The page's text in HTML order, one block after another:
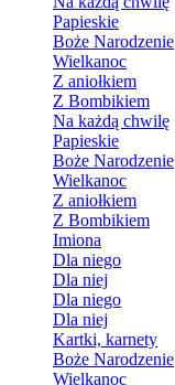
Papieskie
Boże Narodzenie
Wielkanoc
Z aniołkiem
Z Bombikiem
Na każdą chwilę
Papieskie
Boże Narodzenie
Wielkanoc
Z aniołkiem
Z Bombikiem
Imiona
Dla niego
Dla niej
Dla niego
Dla niej
Kartki, karnety
Boże Narodzenie
Wielkanoc